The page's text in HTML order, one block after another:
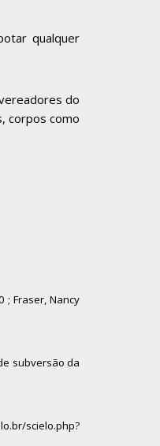
qualquer
do
corpos como
; Fraser, Nancy
subversão da
scielo.php?